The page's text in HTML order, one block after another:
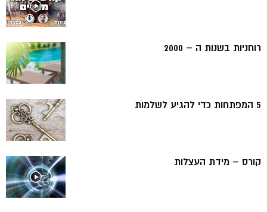
רוחניות בשנות ה – 2000
5 המפתחות כדי להגיע לשלמות
קורס – מידת העצלות